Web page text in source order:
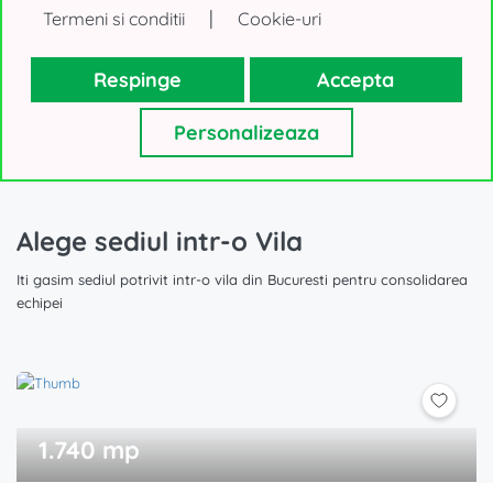
Afiseaza toate Cladirile de birouri de inchiriat din Bucuresti
(283 oferte)
Alege sediul intr-o Vila
Iti gasim sediul potrivit intr-o vila din Bucuresti pentru consolidarea
echipei
1.740 mp
Termeni si conditii | Cookie-uri
Respinge Accepta
Personalizeaza